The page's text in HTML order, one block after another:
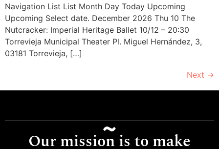
Navigation List List Month Day Today Upcoming
Upcoming Select date. December 2026 Thu 10 The
Nutcracker: Imperial Heritage Ballet 10/12 – 20:30
Torrevieja Municipal Theater Pl. Miguel Hernández, 3,
03181 Torrevieja, […]
Next →
Our mission is to make